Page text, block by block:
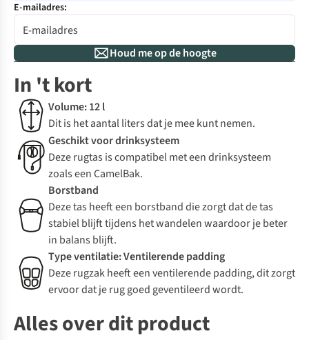
E-mailadres:
Houd me op de hoogte
In 't kort
Volume: 12 l
Dit is het aantal liters dat je mee kunt nemen.
Geschikt voor drinksysteem
Deze rugtas is compatibel met een drinksysteem
zoals een CamelBak.
Borstband
Deze tas heeft een borstband die zorgt dat de tas
stabiel blijft tijdens het wandelen waardoor je beter
in balans blijft.
Type ventilatie: Ventilerende padding
Deze rugzak heeft een ventilerende padding, dit zorgt
ervoor dat je rug goed geventileerd wordt.
Alles over dit product